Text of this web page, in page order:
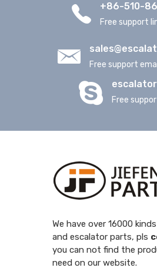
+86-510-
Free support
Free support
Free
We have over 16000
and escalator parts, pls
you can not find the
need on our website.